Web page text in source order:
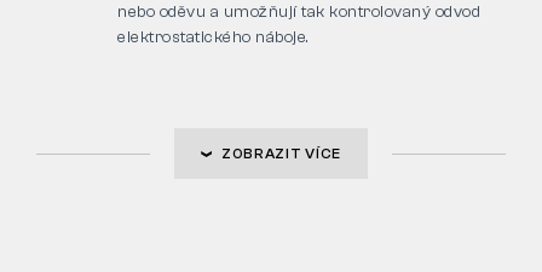
nebo oděvu a umožňují tak kontrolovaný odvod
elektrostatického náboje.
ZOBRAZIT VÍCE